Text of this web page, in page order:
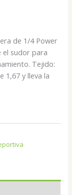
de 1/4 Power
el sudor para
Tejido:
1,67 y lleva la